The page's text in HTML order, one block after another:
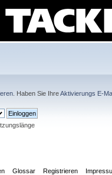
. Haben Sie IhreAktivierungs E-
Glossar Registrieren